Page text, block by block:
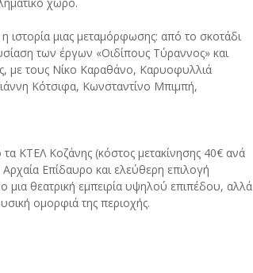
μιας μεταμόρφωσης: από το σκοτάδι
των έργων «Οιδίπους Τύραννος» και
με τους Νίκο Καραθάνο, Καρυοφυλλιά
Κότσιφα, Κωνσταντίνο Μπιμπή,
ΚΤΕΛ Κοζάνης (κόστος μετακίνησης 40€ ανά
Επίδαυρο και ελεύθερη επιλογή
μια θεατρική εμπειρία υψηλού επιπέδου, αλλά
ομορφιά της περιοχής.